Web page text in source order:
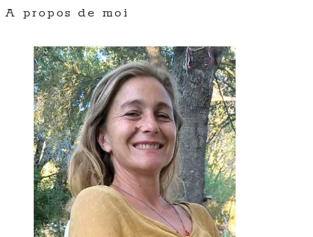
A propos de moi